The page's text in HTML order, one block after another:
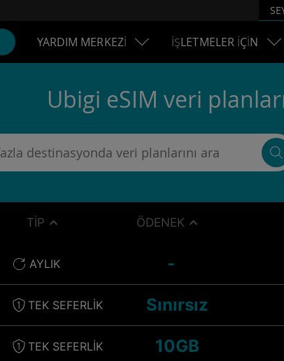
YARDIM MERKEZİ İŞLETMELER İÇİN
Ubigi eSIM veri
TIP ÖDENEK
AYLIK -
TEK SEFERLIK Sınırsız
TEK SEFERLIK 10GB